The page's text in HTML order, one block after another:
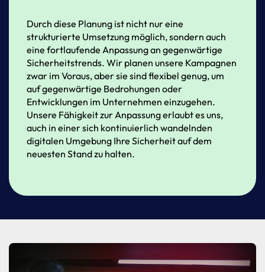
Durch diese Planung ist nicht nureine
strukturierte Umsetzung möglich,sondern auch
eine fortlaufende Anpassungan gegenwärtige
Sicherheitstrends. Wir planen unsere Kampagnen
zwar im Voraus,abersie sindflexibel genug,um
aufgegenwärtige Bedrohungen oder
Entwicklungen im Unternehmen einzugehen.
Unsere FähigkeitzurAnpassungerlaubtesuns,
auch in einersich kontinuierlich wandelnden
digitalen Umgebung Ihre Sicherheitaufdem
neuesten Standzu halten.